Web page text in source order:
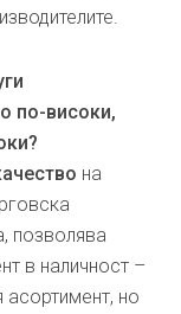
по-високи,
на
позволява
в наличност –
асортимент, но